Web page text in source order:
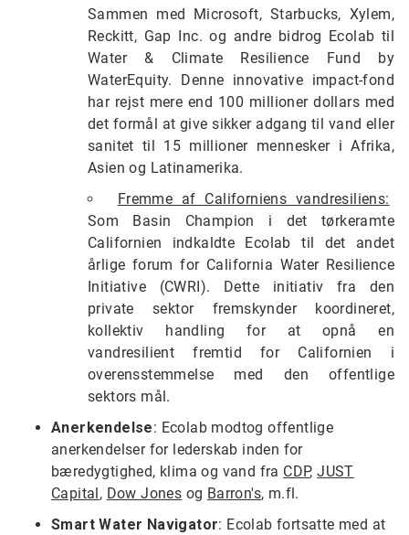
Sammen med Microsoft, Starbucks, Xylem,
Reckitt, Gap Inc. og andre bidrog Ecolab til
Water & Climate Resilience Fund by
WaterEquity. Denne innovative impact-fond
har rejst mere end 100 millioner dollars med
det formål at give sikker adgang til vand eller
sanitet til 15 millioner mennesker i Afrika,
Asien og Latinamerika.
Fremme af Californiens vandresiliens:
Som Basin Champion i det tørkeramte
Californien indkaldte Ecolab til det andet
årlige forum for California Water Resilience
Initiative (CWRI). Dette initiativ fra den
private sektor fremskynder koordineret,
kollektiv handling for at opnå en
vandresilient fremtid for Californien i
overensstemmelse med den offentlige
sektors mål.
Anerkendelse: Ecolab modtog offentlige
anerkendelser for lederskab inden for
bæredygtighed, klima og vand fra CDP,JUST
Capital , Dow Jones og Barron's, m.fl.
Smart Water Navigator: Ecolab fortsatte med at